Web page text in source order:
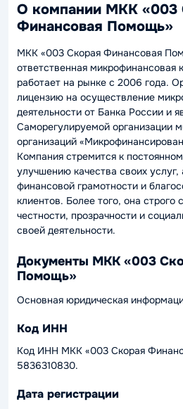
О компании МКК «003
Финансовая Помощь»
МКК «003 Скорая Финансовая
ответственная микрофинансовая
работает на рынке с 2006 года.
лицензию на осуществление
деятельности от Банка России и
Саморегулируемой организации
организаций
Компания стремится к
улучшению качества своих
финансовой грамотности и
клиентов. Более того, она
честности, прозрачности и
своей деятельности.
Документы МКК «003
Помощь»
Основная юридическая
Код ИНН
Код ИНН МКК «003 Скорая
5836310830.
Дата регистрации